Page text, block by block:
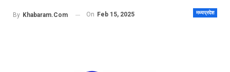
मध्यप्रदेश
By Khabaram.Com On Feb 15, 2025